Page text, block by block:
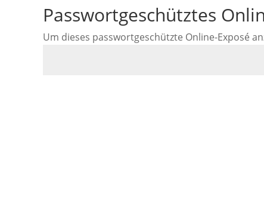
Passwortgeschütztes
Um dieses passwortgeschützte Online-Exposé